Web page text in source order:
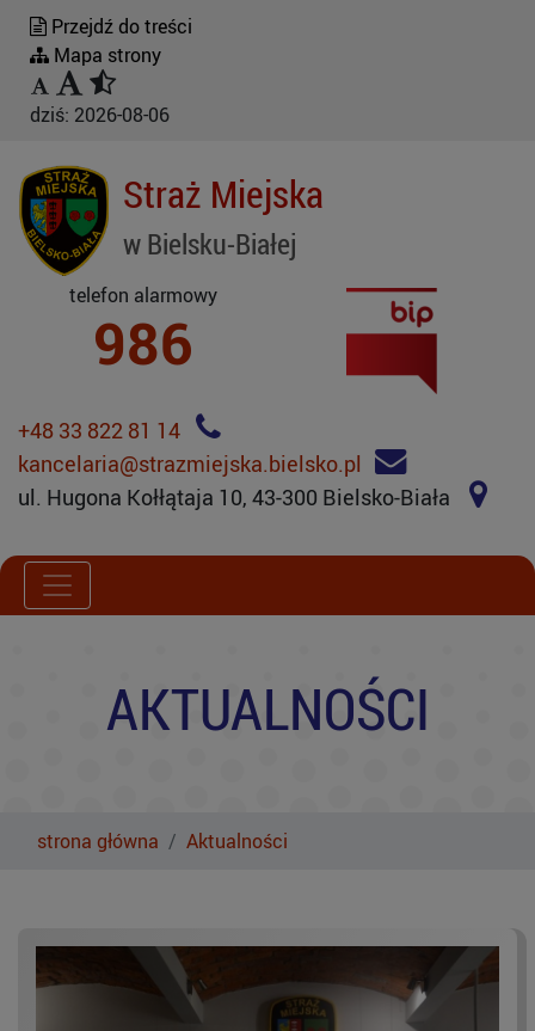
Przejdź do treści
Mapa strony
dziś: 2026-08-06
Straż Miejska
w Bielsku-Białej
telefon alarmowy
986
+48 33 822 81 14
kancelaria@strazmiejska.bielsko.pl
ul. Hugona Kołłątaja 10, 43-300 Bielsko-Biała
AKTUALNOŚCI
strona główna Aktualności